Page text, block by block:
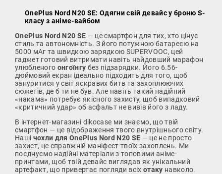
OnePlus Nord N20 SE: Одягни свій девайс у броню S-
класу з аніме-вайбом
OnePlus Nord N20 SE — це смартфон для тих, хто цінує
стиль та автономність. З його потужною батареєю на
5000 мАг та швидкою зарядкою SUPERVOOC, цей
гаджет готовий витримати навіть найдовший марафон
улюбленого онгоїнгу без підзарядки. Його 6.56-
дюймовий екран ідеально підходить для того, щоб
зануритися у світ яскравих битв та захоплюючих
сюжетів, де б ти не був. Але навіть такий надійний
«накама» потребує якісного захисту, щоб випадковий
«критичний удар» об асфальт не вивів його з ладу.
В інтернет-магазині dikocase ми знаємо, що твій
смартфон — це відображення твого внутрішнього світу.
Наші чохли для OnePlus Nord N20 SE — це не просто
захист, це справжній маніфест твоїх захоплень. Ми
поєднуємо надійні матеріали з топовими аніме-
принтами, щоб твій девайс виглядав як унікальний
артефакт, що привертає погляди всіх отаку навколо.